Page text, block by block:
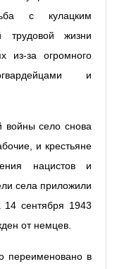
с кулацким
трудовой жизни
из-за огромного
и
войны село снова
и крестьяне
нацистов и
села приложили
сентября 1943
от немцев.
переименовано в